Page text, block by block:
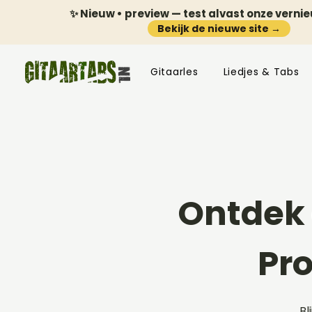
✨ Nieuw • preview — test alvast onze
Bekijk de nieuwe site →
Gitaarles Liedjes & Tabs